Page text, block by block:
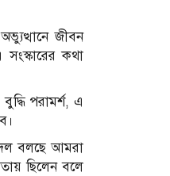
জীবন
কথা
পরামর্শ, এ
বলছে আমরা
ছিলেন বলে